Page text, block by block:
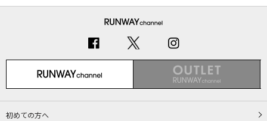
初めての方へ